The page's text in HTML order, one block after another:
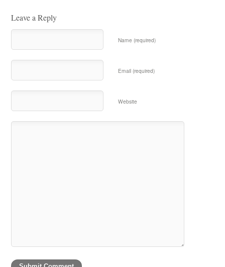
Leave a Reply
Name (required)
Email (required)
Website